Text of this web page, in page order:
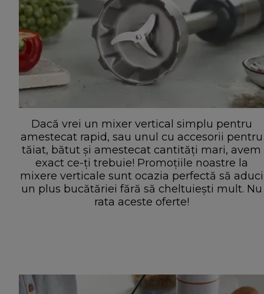
Dacă vrei un mixer vertical simplu pentru
amestecat rapid, sau unul cu accesorii pentru
tăiat, bătut și amestecat cantități mari, avem
exact ce-ți trebuie! Promoțiile noastre la
mixere verticale sunt ocazia perfectă să aduci
un plus bucătăriei fără să cheltuiești mult. Nu
rata aceste oferte!